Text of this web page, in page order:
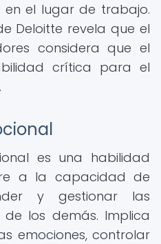
en el lugar de trabajo.
Deloitte revela que el
considera que el
crítica para el
es una habilidad
a la capacidad de
y gestionar las
los demás. Implica
emociones, controlar